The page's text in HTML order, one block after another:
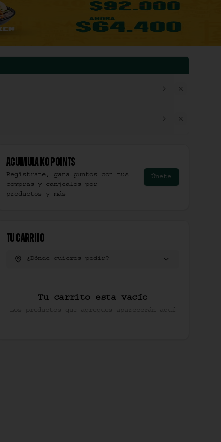
Acumula Ko Points
Regístrate, gana puntos con tus
compras y canjealos por
productos y más
Únete
Tu Carrito
¿Dónde quieres pedir?
Tu carrito esta vacío
Los productos que agregues aparecerán aquí